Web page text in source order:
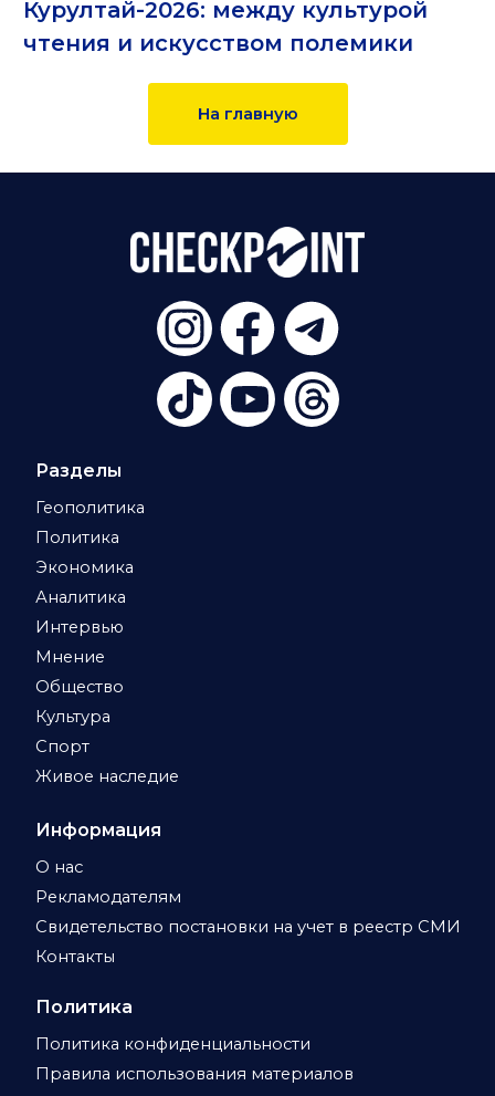
Курултай-2026: между культурой
чтения и искусством полемики
На главную
Разделы
Геополитика
Политика
Экономика
Аналитика
Интервью
Мнение
Общество
Культура
Спорт
Живое наследие
Информация
О нас
Рекламодателям
Свидетельство постановки на учет в реестр СМИ
Контакты
Политика
Политика конфиденциальности
Правила использования материалов